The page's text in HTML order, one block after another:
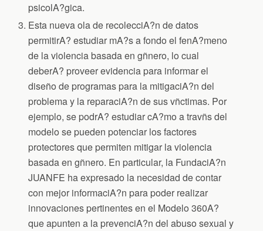
psicolA?gica.
Esta nueva ola de recolecciA?n de datos
permitirA? estudiar mA?s a fondo el fenA?meno
de la violencia basada en gñnero, lo cual
deberA? proveer evidencia para informar el
diseño de programas para la mitigaciA?n del
problema y la reparaciA?n de sus vñctimas. Por
ejemplo, se podrA? estudiar cA?mo a travñs del
modelo se pueden potenciar los factores
protectores que permiten mitigar la violencia
basada en gñnero. En particular, la FundaciA?n
JUANFE ha expresado la necesidad de contar
con mejor informaciA?n para poder realizar
innovaciones pertinentes en el Modelo 360A?
que apunten a la prevenciA?n del abuso sexual y